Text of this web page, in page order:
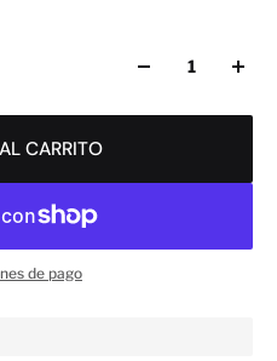
CARRITO
de pago